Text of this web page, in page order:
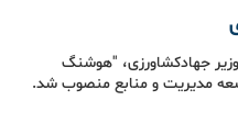
جهادکشاورزی، "هوشنگ
مدیریت و منابع منصوب شد.